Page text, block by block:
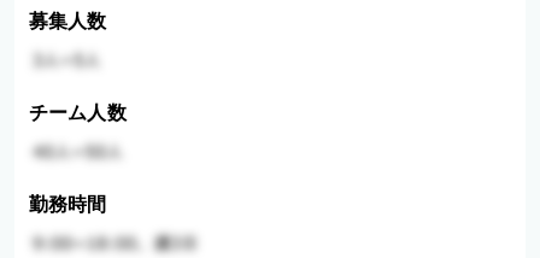
募集人数
チーム人数
勤務時間